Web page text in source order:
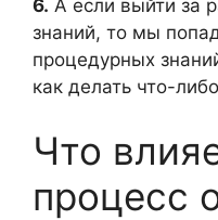
6. А если выйти за
знаний, то мы
процедурных
как делать что-
Что
процесс